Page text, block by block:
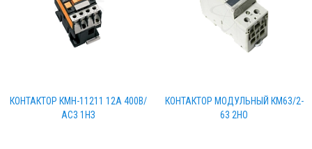
КОНТАКТОР КМН-11211 12А 400В/
АС3 1НЗ
КОНТАКТОР МОДУЛЬНЫЙ КМ63/2-
63 2НО